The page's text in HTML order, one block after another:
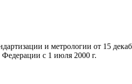
и метрологии от 15
Федерации с 1 июля 2000 г.